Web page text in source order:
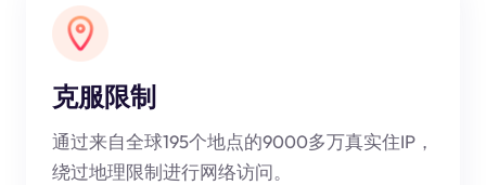
克服限制
通过来自全球195个地点的9000多万真实住IP，
绕过地理限制进行网络访问。